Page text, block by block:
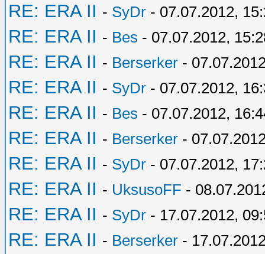
RE: ERA II - SyDr - 07.07.2012,
RE: ERA II - Bes - 07.07.2012,
RE: ERA II - Berserker -
RE: ERA II - SyDr - 07.07.2012,
RE: ERA II - Bes - 07.07.2012,
RE: ERA II - Berserker -
RE: ERA II - SyDr - 07.07.2012,
RE: ERA II - UksusoFF -
RE: ERA II - SyDr - 17.07.2012,
RE: ERA II - Berserker -